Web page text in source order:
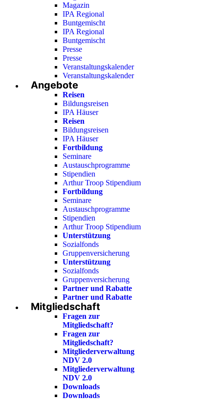
Magazin
IPA Regional
Buntgemischt
IPA Regional
Buntgemischt
Presse
Presse
Veranstaltungskalender
Veranstaltungskalender
Angebote
Reisen
Bildungsreisen
IPA Häuser
Reisen
Bildungsreisen
IPA Häuser
Fortbildung
Seminare
Austauschprogramme
Stipendien
Arthur Troop Stipendium
Fortbildung
Seminare
Austauschprogramme
Stipendien
Arthur Troop Stipendium
Unterstützung
Sozialfonds
Gruppenversicherung
Unterstützung
Sozialfonds
Gruppenversicherung
Partner und Rabatte
Partner und Rabatte
Mitgliedschaft
Fragen zur
Mitgliedschaft?
Fragen zur
Mitgliedschaft?
Mitgliederverwaltung
NDV 2.0
Mitgliederverwaltung
NDV 2.0
Downloads
Downloads